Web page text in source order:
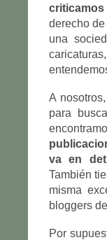
derecho
una
A
para
va en
También
misma
bloggers
Por